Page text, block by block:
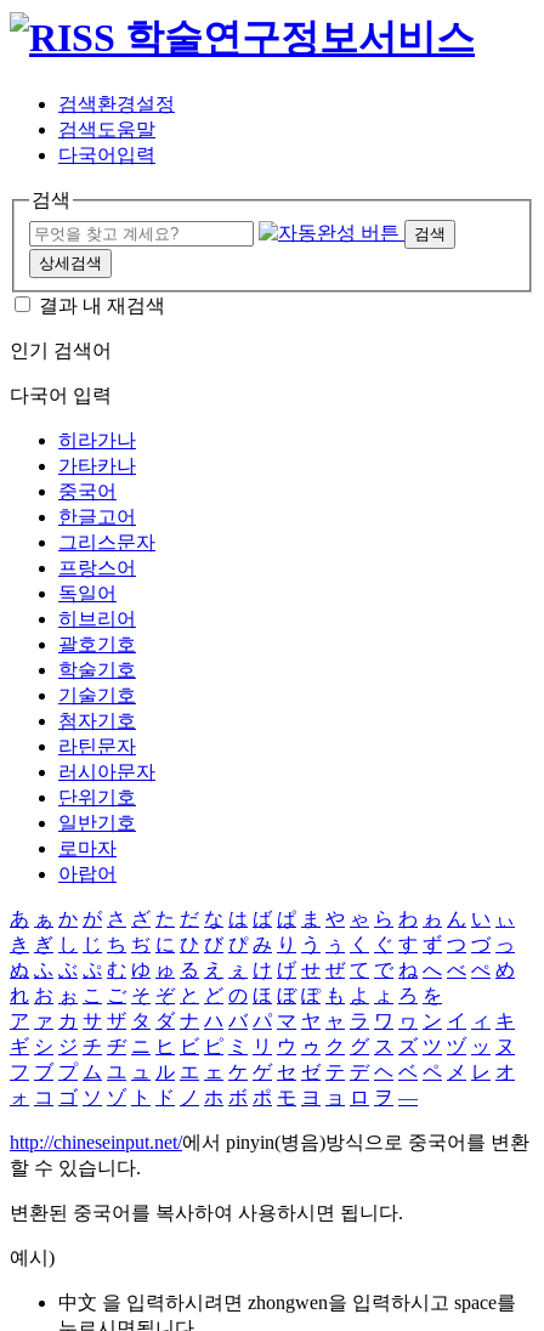
검색환경설정
검색도움말
다국어입력
검색
검색
상세검색
결과 내 재검색
인기 검색어
다국어 입력
히라가나
가타카나
중국어
한글고어
그리스문자
프랑스어
독일어
히브리어
괄호기호
학술기호
기술기호
첨자기호
라틴문자
러시아문자
단위기호
일반기호
로마자
아랍어
あ ぁ か が さ ざ た だ な は ば ぱ ま や ゃ ら わ ゎ ん い ぃ
き ぎ し じ ち ぢ に ひ び ぴ み り う ぅ く ぐ す ず つ づ っ
ぬ ふ ぶ ぷ む ゆ ゅ る え ぇ け げ せ ぜ て で ね へ べ ぺ め
れ お ぉ こ ご そ ぞ と ど の ほ ぼ ぽ も よ ょ ろ を
ア ァ カ サ ザ タ ダ ナ ハ バ パ マ ヤ ャ ラ ワ ヮ ン イ ィ キ
ギ シ ジ チ ヂ ニ ヒ ビ ピ ミ リ ウ ゥ ク グ ス ズ ツ ヅ ッ ヌ
フ ブ プ ム ユ ュ ル エ ェ ケ ゲ セ ゼ テ デ ヘ ベ ペ メ レ オ
ォ コ ゴ ソ ゾ ト ド ノ ホ ボ ポ モ ヨ ョ ロ ヲ ―
http://chineseinput.net/에서 pinyin(병음)방식으로 중국어를 변환
할 수 있습니다.
변환된 중국어를 복사하여 사용하시면 됩니다.
예시)
中文 을 입력하시려면 zhongwen을 입력하시고 space를